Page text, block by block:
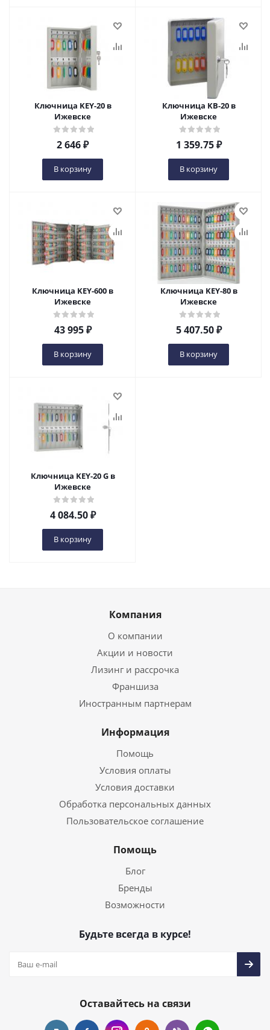
Ключница KEY-20 в
Ижевске
2 646₽
В корзину
Ключница KB-20 в
Ижевске
1 359.75₽
В корзину
Ключница KEY-600 в
Ижевске
43 995₽
В корзину
Ключница KEY-80 в
Ижевске
5 407.50₽
В корзину
Ключница KEY-20 G в
Ижевске
4 084.50₽
В корзину
Компания
О компании
Акции и новости
Лизинг и рассрочка
Франшиза
Иностранным партнерам
Информация
Помощь
Условия оплаты
Условия доставки
Обработка персональных данных
Пользовательское соглашение
Помощь
Блог
Бренды
Возможности
Будьте всегда в курсе!
Оставайтесь на связи